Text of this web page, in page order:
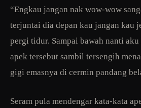
“Engkau jangan nak wow-wow
terjuntai dia depan kau jangan kau
pergi tidur. Sampai bawah nanti
apek tersebut sambil tersengih
gigi emasnya di cermin pandang
Seram pula mendengar kata-kata